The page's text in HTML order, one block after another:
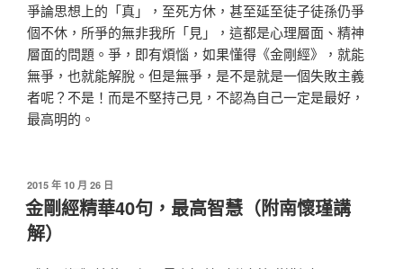
爭論思想上的「真」，至死方休，甚至延至徒子徒孫仍爭
個不休，所爭的無非我所「見」，這都是心理層面、精神
層面的問題。爭，即有煩惱，如果懂得《金剛經》，就能
無爭，也就能解脫。但是無爭，是不是就是一個失敗主義
者呢？不是！而是不堅持己見，不認為自己一定是最好，
最高明的。
發
佈
於
2015 年 10 月 26 日
金剛經精華40句，最高智慧（附南懷瑾講
解）